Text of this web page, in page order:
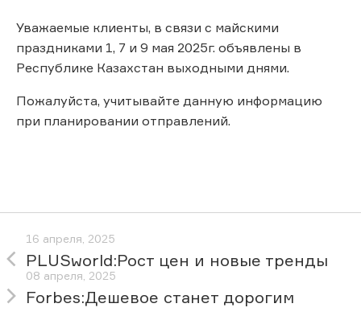
Уважаемые клиенты, в связи с майскими
праздниками 1, 7 и 9 мая 2025г. объявлены в
Республике Казахстан выходными днями.
Пожалуйста, учитывайте данную информацию
при планировании отправлений.
16 апреля, 2025
PLUSworld:Рост цен и новые тренды
08 апреля, 2025
Forbes:Дешевое станет дорогим